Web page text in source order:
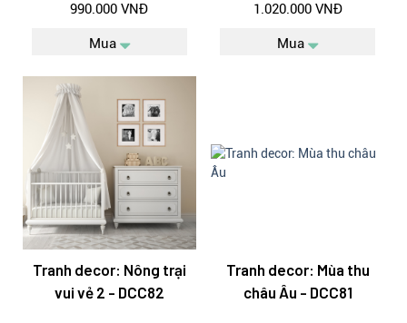
990.000 VNĐ
Mua
1.020.000 VNĐ
Mua
Tranh decor: Nông trại
vui vẻ 2 - DCC82
Tranh decor: Mùa thu
châu Âu - DCC81